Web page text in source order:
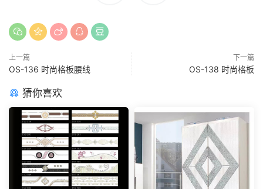
上一篇
OS-136 时尚格板腰线
下一篇
OS-138 时尚格板
猜你喜欢